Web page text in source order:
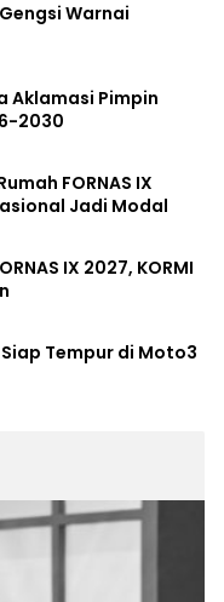
Warnai
Aklamasi Pimpin
2030
FORNAS IX
Jadi Modal
IX 2027, KORMI
Tempur di Moto3